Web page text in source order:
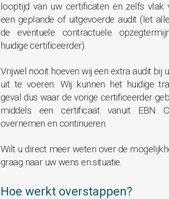
looptijd van uw certificaten en zelfs vlak
een geplande of uitgevoerde audit (let
de eventuele contractuele
huidige certificeerder).
Vrijwel nooit hoeven wij een extra audit bij
uit te voeren. Wij kunnen het huidige
geval dus waar de vorige certificeerder
middels een certificaat vanuit EBN
overnemen en continueren.
Wilt u direct meer weten over de
graag naar uw wens en situatie.
Hoe werkt overstappen?